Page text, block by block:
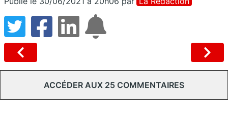
ACCÉDER AUX 25 COMMENTAIRES